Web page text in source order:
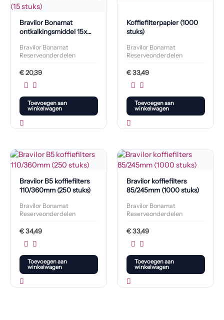
Bravilor Bonamat
ontkalkingsmiddel 15x
Bravilor Bonamat
Reserveonderdelen
€20,39
Toevoegen aan
winkelwagen
Koffiefilterpapier (1000
stuks)
Bravilor Bonamat
Reserveonderdelen
€33,49
Toevoegen aan
winkelwagen
Bravilor B5 koffiefilters
110/360mm (250 stuks)
Bravilor Bonamat
Reserveonderdelen
€34,49
Toevoegen aan
winkelwagen
Bravilor koffiefilters
85/245mm (1000 stuks)
Bravilor Bonamat
Reserveonderdelen
€33,49
Toevoegen aan
winkelwagen